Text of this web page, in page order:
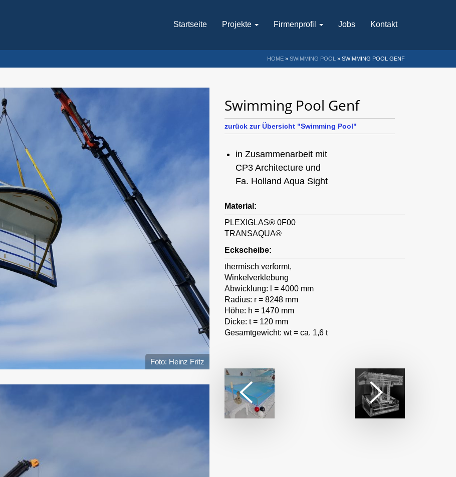
Startseite Projekte Firmenprofil Jobs Kontakt
HOME » SWIMMING POOL » SWIMMING POOL GENF
Foto: Heinz Fritz
Swimming Pool Genf
zurück zur Übersicht "Swimming Pool"
in Zusammenarbeit mit
CP3 Architecture und
Fa. Holland Aqua Sight
Material:
PLEXIGLAS® 0F00
TRANSAQUA®
Eckscheibe:
thermisch verformt,
Winkelverklebung
Abwicklung: l = 4000 mm
Radius: r = 8248 mm
Höhe: h = 1470 mm
Dicke: t = 120 mm
Gesamtgewicht: wt = ca. 1,6 t